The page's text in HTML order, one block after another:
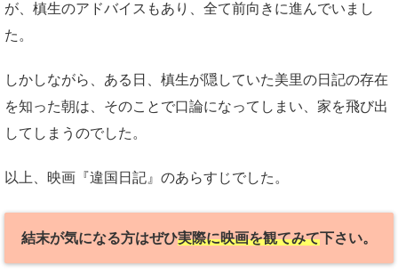
が、槙生のアドバイスもあり、全て前向きに進んでいまし
た。
しかしながら、ある日、槙生が隠していた美里の日記の存在
を知った朝は、そのことで口論になってしまい、家を飛び出
してしまうのでした。
以上、映画『違国日記』のあらすじでした。
結末が気になる方はぜひ実際に映画を観てみて下さい。